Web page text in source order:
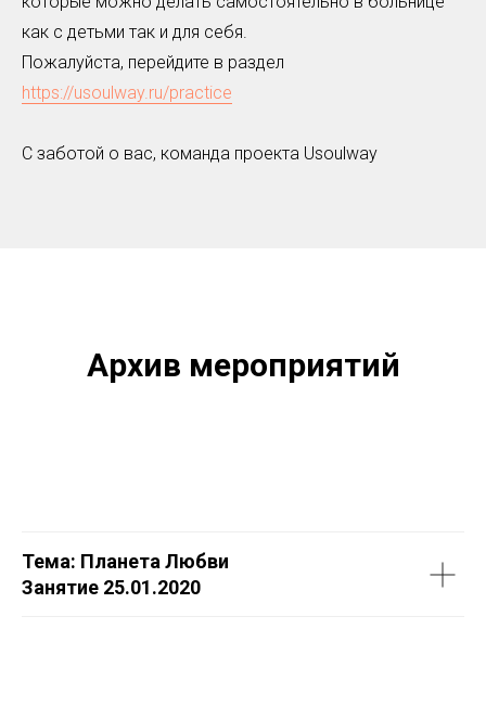
как с детьми так и для себя.
Пожалуйста, перейдите в раздел
https://usoulway.ru/practice
С заботой о вас, команда проекта Usoulway
Архив мероприятий
Тема: Планета Любви
Занятие 25.01.2020